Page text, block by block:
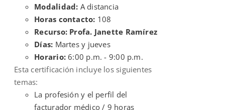
Modalidad: A distancia
Horas contacto: 108
Recurso: Profa. Janette Ramírez
Días: Martes y jueves
Horario:6:00 p.m. - 9:00 p.m.
Esta certificación incluye los siguientes
temas:
La profesión y el perfil del
facturador médico / 9 horas